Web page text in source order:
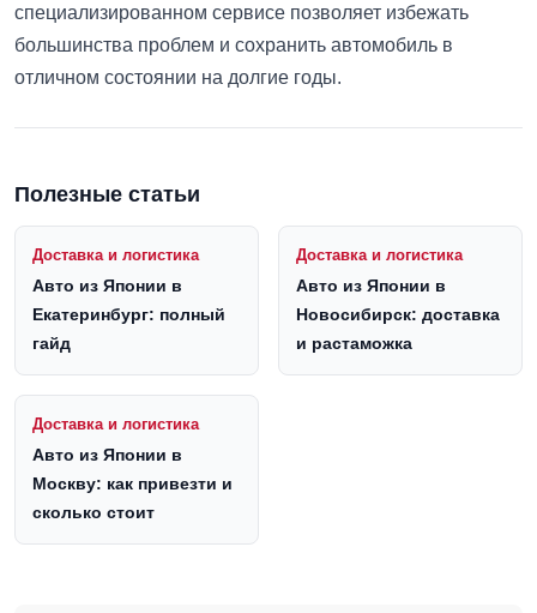
специализированном сервисе позволяет избежать
большинства проблем и сохранить автомобиль в
отличном состоянии на долгие годы.
Полезные статьи
Доставка и логистика
Авто из Японии в
Екатеринбург: полный
гайд
Доставка и логистика
Авто из Японии в
Новосибирск: доставка
и растаможка
Доставка и логистика
Авто из Японии в
Москву: как привезти и
сколько стоит